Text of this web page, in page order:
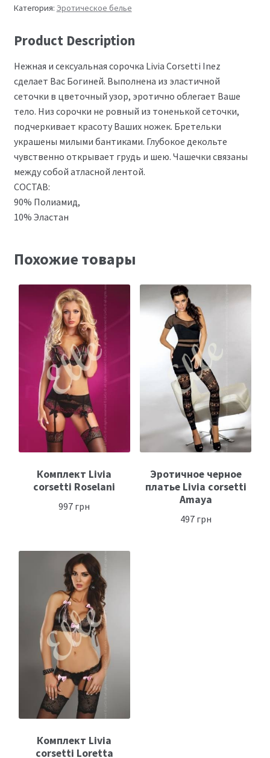
Категория: Эротическое белье
Product Description
Нежная и сексуальная сорочка Livia Corsetti Inez
сделает Вас Богиней. Выполнена из эластичной
сеточки в цветочный узор, эротично облегает Ваше
тело. Низ сорочки не ровный из тоненькой сеточки,
подчеркивает красоту Ваших ножек. Бретельки
украшены милыми бантиками. Глубокое декольте
чувственно открывает грудь и шею. Чашечки связаны
между собой атласной лентой.
СОСТАВ:
90% Полиамид,
10% Эластан
Похожие товары
Комплект Livia
corsetti Roselani
997 грн
Эротичное черное
платье Livia corsetti
Amaya
497грн
Комплект Livia
corsetti Loretta